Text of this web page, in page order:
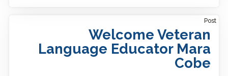
Post
Welcome Veteran
Language Educator Mara
Cobe
Welcome Veteran Language Educator Mara Cobe